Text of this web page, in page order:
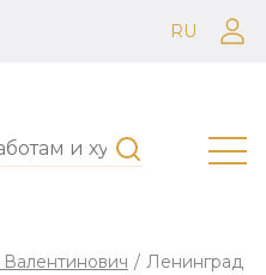
RU
/ Ленинград